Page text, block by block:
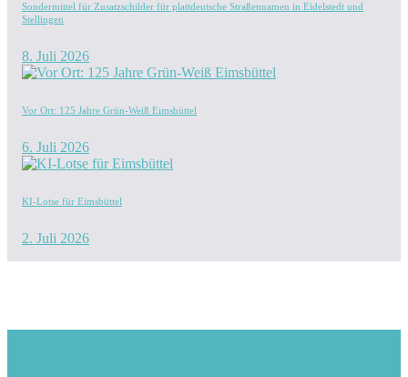
Sondermittel für Zusatzschilder für plattdeutsche Straßennamen in Eidelstedt und
Stellingen
8. Juli 2026
Vor Ort: 125 Jahre Grün-Weiß Eimsbüttel
6. Juli 2026
KI-Lotse für Eimsbüttel
2. Juli 2026